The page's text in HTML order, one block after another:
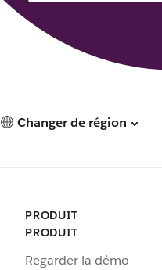
Changer de région
PRODUIT
PRODUIT
Regarder la démo